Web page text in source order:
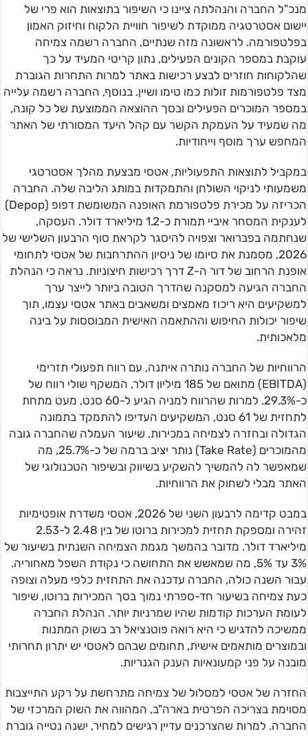
מנכ"ל החברה והנהלתה ציינו כי השיפור בתוצאות הוא פרי של
יישום אסטרטגיה ממוקדת לשיפור חוויית הלקוח וחיזוק האמון
בפלטפורמה. לראשונה מזה שנתיים, החברה רשמה צמיחה
עוקבת במספר הקונים הפעילים, נתון קריטי המעיד על כך
שהלקוחות חוזרים לבצע רכישות באתר למרות התחרות הגוברת
מצד פלטפורמות זולות כמו טימו ושיין. בנוסף, החברה רשמה עלייה
במספר המוכרים הפעילים ובסך ההוצאה הממוצעת של כל קונה,
מה שמעיד על העמקת הקשר עם קהל היעד המסורתי של האתר
המחפש ערך מוסף וייחודיות.
במקביל לתוצאות התפעוליות, אטסי מבצעת מהלך אסטרטגי
משמעותי לניקוי השולחן והתמקדות במותג הליבה שלה. החברה
הכריזה על מכירת פלטפורמת האופנה המשומשת דפופ (Depop)
לענקית המסחר איביי תמורת כ-1.2 מיליארד דולר. העסקה,
שנחתמה בפברואר וצפויה להיסגר לקראת סוף הרבעון השלישי של
2026, מסמנת את סיומו של ניסיון ההתרחבות של אטסי לתחומי
אופנת הרחוב של דור ה-Z דרך רכישות חיצוניות. נראה כי הנהלת
החברה הגיעה למסקנה שהדרך הטובה ביותר לייצר ערך
למשקיעים היא ריכוז מאמצים ומשאבים באתר אטסי עצמו, תוך
שיפור יכולות החיפוש וההתאמה האישית המבוססות על בינה
מלאכותית.
הרווחיות של החברה נותרה איתנה, עם רווח תפעולי תזרימי
(EBITDA) מתואם של 185 מיליון דולר, המשקף שולי רווח של
כ-29.3%. למרות שהרווח למניה הגיע ל-60 סנט, מעט מתחת
לתחזית של 61 סנט, המשקיעים העדיפו להתמקד בתמונה
הגדולה ובחזרה לצמיחה במכירות. שיעור העמלה שהחברה גובה
מהמוכרים (Take Rate) נותר יציב ברמה של כ-25.7%, מה
שמאפשר לה להמשיך להשקיע בשיווק ובשיפור הטכנולוגי של
האתר מבלי לשחוק את הרווחיות.
במבט קדימה לרבעון השני של 2026, אטסי משדרת אופטימיות
זהירה ומספקת תחזית למכירות ברוטו של בין 2.48 ל-2.53
מיליארד דולר. מדובר בהמשך מגמת הצמיחה השנתית בשיעור של
3% עד 5%, מה שמאשש את התחושה כי נקודת השפל מאחוריה.
עבור השנה כולה, החברה עדכנה את התחזית כלפי מעלה וצופה
כעת צמיחה בשיעור חד-ספרתי נמוך בסך המכירות ברוטו, שיפור
לעומת הערכות קודמות שהיו שמרניות יותר. הנהלת החברה
ממשיכה להדגיש כי היא רואה פוטנציאל רב בשוק המתנות
ובמוצרים מותאמים אישית, תחומים שבהם לאטסי יש יתרון תחרותי
מובנה על פני קמעונאיות הענק הגנריות.
החזרה של אטסי למסלול של צמיחה מתרחשת על רקע התייצבות
מסוימת בצריכה הפרטית בארה"ב, המהווה את השוק המרכזי של
החברה. למרות שהצרכנים עדיין רגישים למחיר, ישנה נטייה גוברת